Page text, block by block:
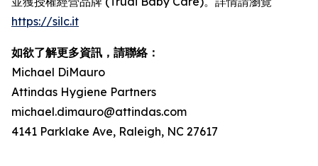
https://silc.it
如欲了解更多資訊，請聯絡：
Michael DiMauro
Attindas Hygiene Partners
michael.dimauro@attindas.com
4141 Parklake Ave, Raleigh, NC 27617